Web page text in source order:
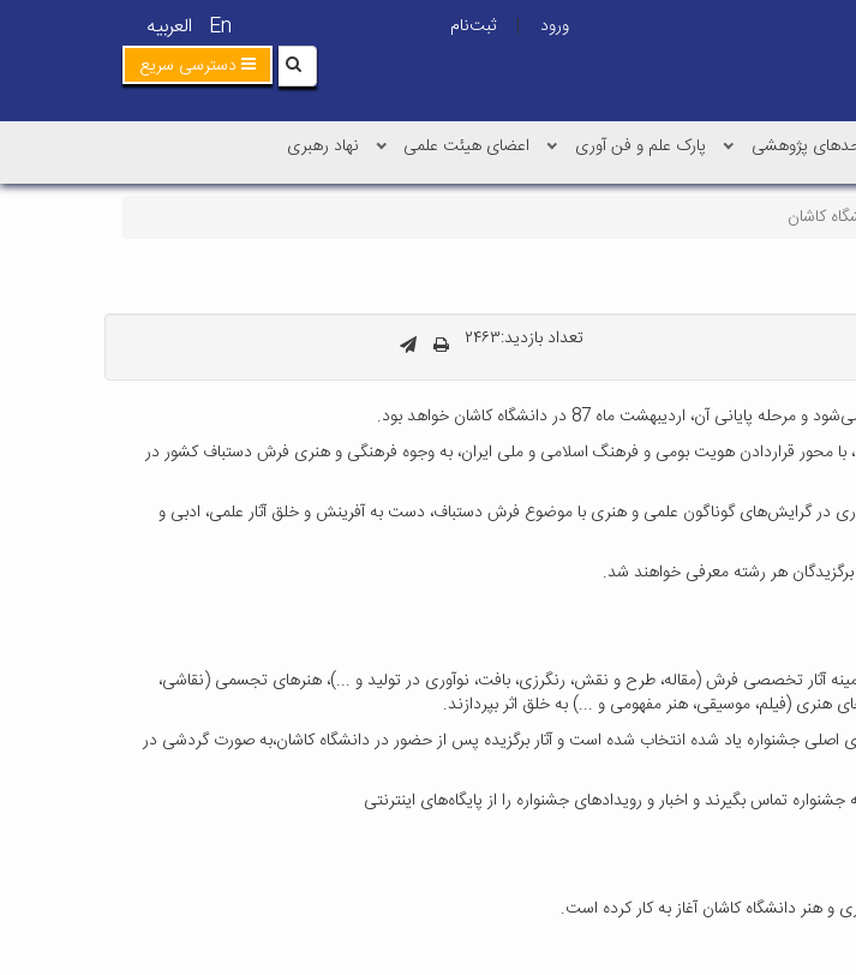
En العربیه ورود |
ثبت‌نام
دسترسی سریع
پژوهشی پارک علم و فن آوری اعضای هیئت علمی نهاد رهبری
کاشان
تعداد بازدید:۲۴۶۳
ماه 87 در دانشگاه کاشان خواهد بود.
با محور قراردادن هویت بومی و فرهنگ اسلامی و ملی ایران،‌ به وجوه فرهنگی و هنری فرش دستباف کشور در
کشور در هر رشته و مقطع تحصیلی می‌توانند تا 20 بهمن سال جاری در گرایش‌‌های گوناگون علمی و هنری با موضوع فرش دستباف‌، دست به آفرینش و خلق آثار علمی، ادبی و
آثار تخصصی فرش (مقاله، طرح و نقش، رنگرزی، بافت، نوآوری در تولید و ...)، هنرهای تجسمی (نقاشی،
هنری (فیلم، موسیقی، هنر مفهومی و ...) به خلق اثر بپردازند.
اصلی جشنواره یاد شده انتخاب شده است و آثار برگزیده پس از حضور در دانشگاه کاشان،‌به صورت گردشی در
هنر دانشگاه کاشان آغاز به کار کرده است.